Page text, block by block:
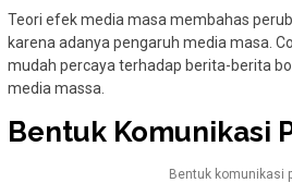
Teori efek media masa membahas
karena adanya pengaruh media masa.
mudah percaya terhadap berita-berita
media massa.
Bentuk Komunikasi
Bentuk komunikasi